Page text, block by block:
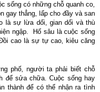
sống có những chỗ quanh co,
gay thẳng, lấp cho đầy và san
là sự lừa dối, gian dối và thù
ngập. Hố sâu là cuộc sống
cao là sự tự cao, kiêu căng
phố, người ta phải biết chỗ
để sửa chữa. Cuộc sống hay
thành để có thể nhận ra tình